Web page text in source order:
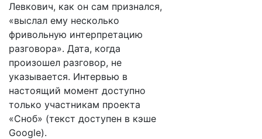
Левкович, как он сам признался,
«выслал ему несколько
фривольную интерпретацию
разговора». Дата, когда
произошел разговор, не
указывается. Интервью в
настоящий момент доступно
только участникам проекта
«Сноб» (текст доступен в кэше
Google).